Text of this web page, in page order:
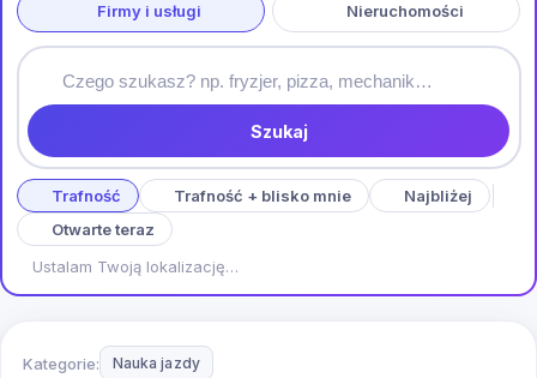
Firmy i usługi Nieruchomości
Szukaj
Trafność Trafność + blisko mnie
Najbliżej
Otwarte teraz
Ustalam Twoją lokalizację…
Kategorie: Nauka jazdy